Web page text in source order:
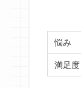
悩み
満足度